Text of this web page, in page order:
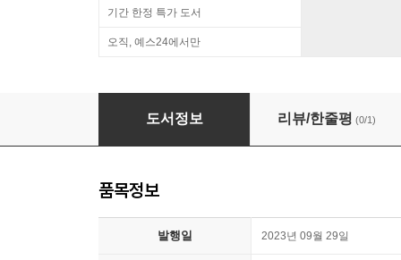
기간 한정 특가 도서
오직, 예스24에서만
우주전쟁 2.0
도서정보 리뷰/한줄평 (0/1)
품목정보
발행일 2023년 09월 29일